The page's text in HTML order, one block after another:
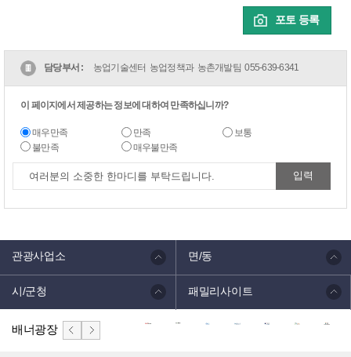
포토 등록
담당부서 : 농업기술센터 농업정책과 농촌개발팀055-639-6341
이 페이지에서 제공하는 정보에 대하여 만족하십니까?
매우만족 만족
보통
불만족
매우불만족
관광사업소 면/동
시/군청 패밀리사이트
배너광장